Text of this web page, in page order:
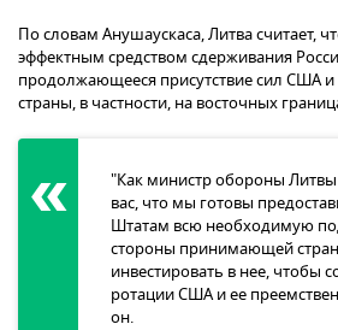
По словам Анушаускаса, Литва считает,
эффектным средством сдерживания
продолжающееся присутствие сил США
страны, в частности, на восточных
"Как министр обороны Литвы
вас, что мы готовы
Штатам всю необходимую
стороны принимающей
инвестировать в нее, чтобы
ротации США и ее
он.